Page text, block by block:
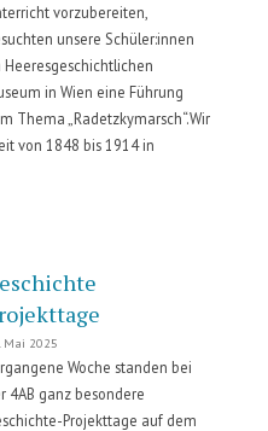
vorzubereiten,
unsere Schüler:innen
Heeresgeschichtlichen
in Wien eine Führung
Thema „Radetzkymarsch“.Wir
von 1848 bis 1914 in
Mai 2025
Woche standen bei
4AB ganz besondere
Projekttage auf dem